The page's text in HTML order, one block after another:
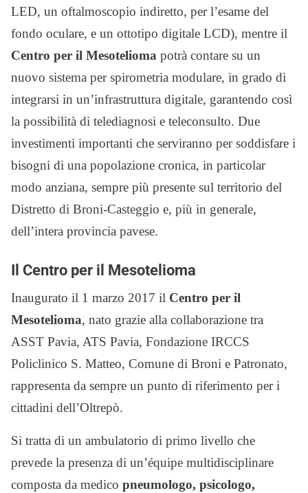
LED, un oftalmoscopio indiretto, per l’esame del
fondo oculare, e un ottotipo digitale LCD), mentre il
Centro per il Mesotelioma potrà contare su un
nuovo sistema per spirometria modulare, in grado di
integrarsi in un’infrastruttura digitale, garantendo così
la possibilità di telediagnosi e teleconsulto. Due
investimenti importanti che serviranno per soddisfare i
bisogni di una popolazione cronica, in particolar
modo anziana, sempre più presente sul territorio del
Distretto di Broni-Casteggio e, più in generale,
dell’intera provincia pavese.
Il Centro per il Mesotelioma
Inaugurato il 1 marzo 2017 il Centro per il
Mesotelioma, nato grazie alla collaborazione tra
ASST Pavia, ATS Pavia, Fondazione IRCCS
Policlinico S. Matteo, Comune di Broni e Patronato,
rappresenta da sempre un punto di riferimento per i
cittadini dell’Oltrepò.
Si tratta di un ambulatorio di primo livello che
prevede la presenza di un’équipe multidisciplinare
composta da medico pneumologo, psicologo,